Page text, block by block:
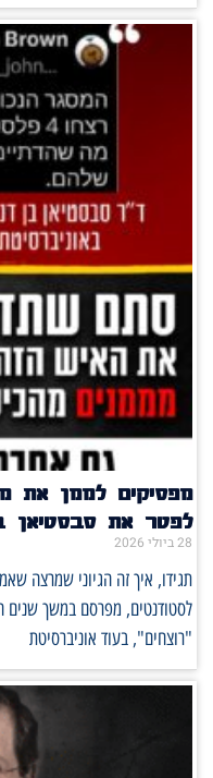
מפסיקים לממן את
לפטר את סבסטיאן
28 ביולי 2026
תגידו, איך זה הגיוני שמרצה
לסטודנטים, מפרסם במשך שנים
"רוצחים", בעוד אוניברסיטת